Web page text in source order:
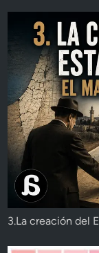
3.La creación del